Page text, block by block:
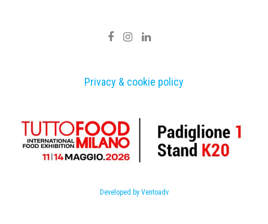
Privacy & cookie policy
Developed by Ventoadv